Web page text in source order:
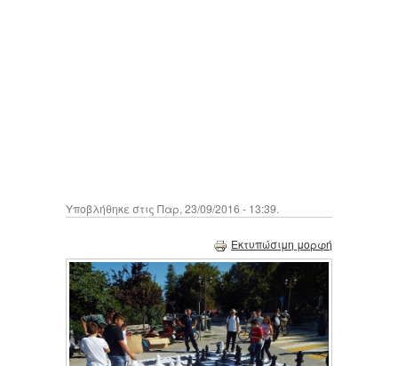
Υποβλήθηκε στις Παρ, 23/09/2016 - 13:39.
Εκτυπώσιμη μορφή